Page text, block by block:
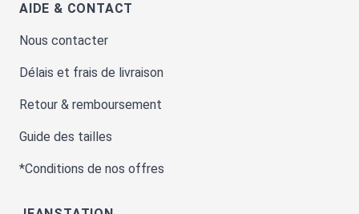
AIDE & CONTACT
Nous contacter
Délais et frais de livraison
Retour & remboursement
Guide des tailles
*Conditions de nos offres